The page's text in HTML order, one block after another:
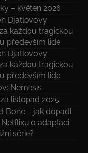
– květen 2026
Djatlovovy
každou tragickou
především lidé
Djatlovovy
každou tragickou
především lidé
Nemesis
listopad 2025
Bone – jak dopadl
o adaptaci
série?